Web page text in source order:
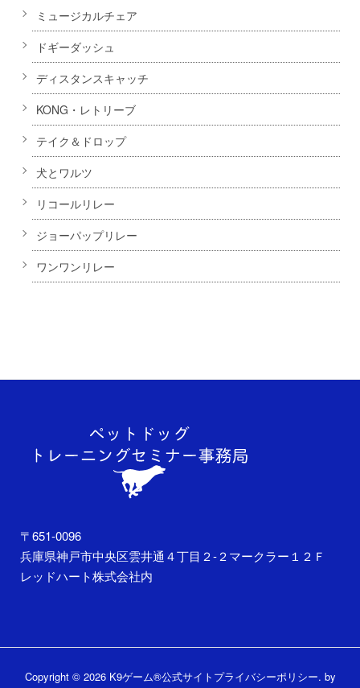
ミュージカルチェア
ドギーダッシュ
ディスタンスキャッチ
KONG・レトリーブ
テイク＆ドロップ
犬とワルツ
リコールリレー
ジョーパップリレー
ワンワンリレー
〒651-0096
兵庫県神戸市中央区雲井通４丁目２-２マークラー１２Ｆ
レッドハート株式会社内
Copyright © 2026 K9ゲーム®公式サイト プライバシーポリシー. by